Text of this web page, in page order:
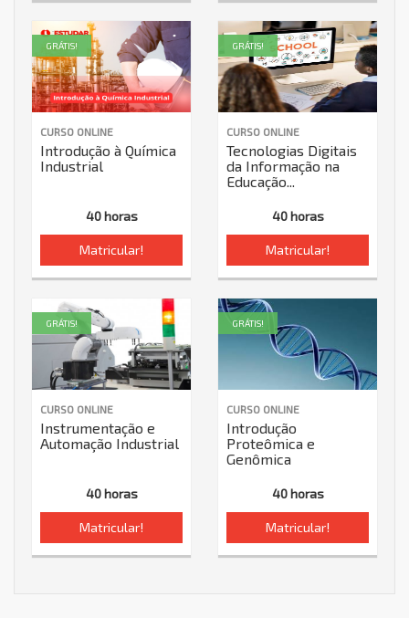
CURSO ONLINE
Introdução à Química
Industrial
40 horas
Matricular!
GRÁTIS!
CURSO ONLINE
Tecnologias Digitais
da Informação na
Educação...
40 horas
Matricular!
GRÁTIS!
CURSO ONLINE
Instrumentação e
Automação Industrial
40 horas
Matricular!
GRÁTIS!
CURSO ONLINE
Introdução
Proteômica e
Genômica
40 horas
Matricular!
GRÁTIS!